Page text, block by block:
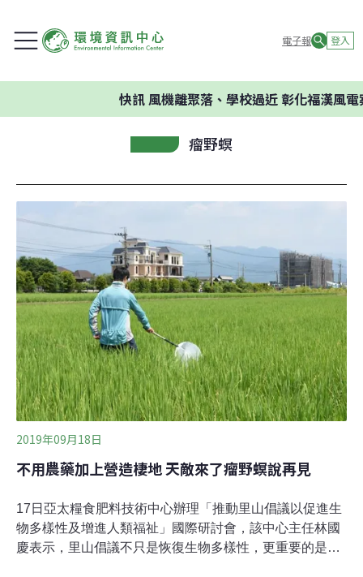
電子報 登入
快訊風機離聚落、學校過近 彰化福漢風電
瘤野螟
2019年09月18日
不用農藥加上營造棲地 天敵來了瘤野螟說再見
17日亞太糧食肥料技術中心辦理「推動里山倡議以促進生
物多樣性及增進人類福祉」國際研討會，該中心主任林國
慶表示，里山倡議不只是恢復生物多樣性，更重要的是人